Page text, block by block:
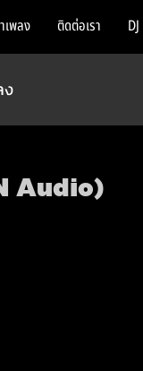
เพลง ติดต่อเรา
ง
Audio)